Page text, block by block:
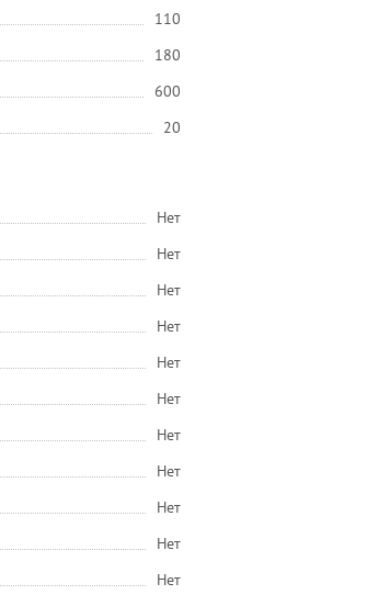
110
180
600
20
Нет
Нет
Нет
Нет
Нет
Нет
Нет
Нет
Нет
Нет
Нет